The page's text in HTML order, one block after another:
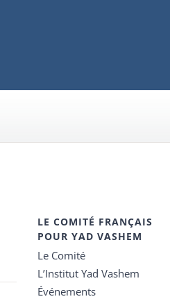
LE COMITÉ FRANÇAIS
POUR YAD VASHEM
Le Comité
L’Institut Yad Vashem
Événements